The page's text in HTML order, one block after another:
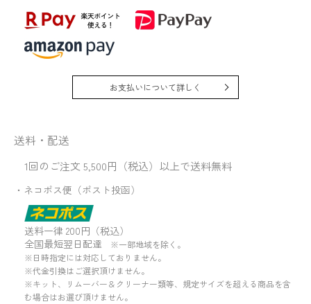
お支払いについて詳しく
送料・配送
1回のご注文 5,500円（税込）以上で送料無料
・ネコポス便（ポスト投函）
送料一律 200円（税込）
全国最短翌日配達 ※一部地域を除く。
※日時指定には対応しておりません。
※代金引換はご選択頂けません。
※キット、リムーバー＆クリーナー類等、規定サイズを超える商品を含
む場合はお選び頂けません。